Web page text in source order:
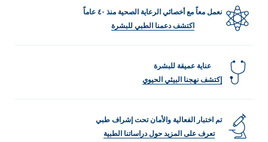
نعمل معاً مع أخصائي الرعاية الصحية منذ ٤٠ عاماً
اكتشف دعمنا الطبي للبشرة
عناية عميقة للبشرة
إكتشف نهجنا البيئي الحيوي
تم اختبار الفعالية والأمان تحت إشراف طبي
تعرف على المزيد حول دراساتنا الطبية